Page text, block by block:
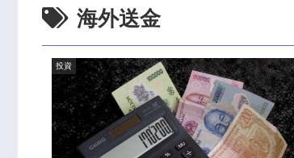
海外送金
投資